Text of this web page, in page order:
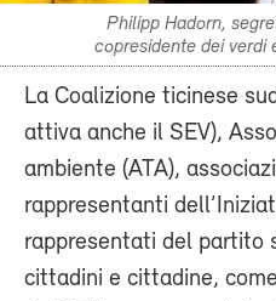
Philipp Hadorn,
copresidente dei verdi
La Coalizione ticinese
attiva anche il SEV),
ambiente (ATA),
rappresentanti
rappresentati del partito
cittadini e cittadine,